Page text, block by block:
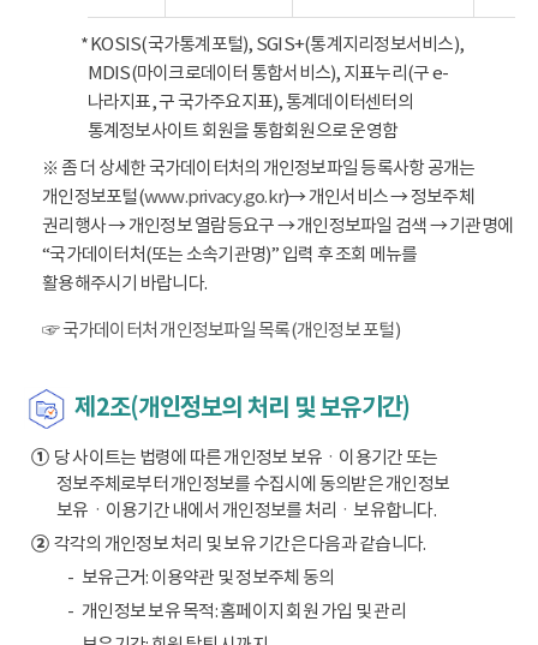
* KOSIS(국가통계포털), SGIS+(통계지리정보서비스),
MDIS(마이크로데이터 통합서비스), 지표누리(구 e-
나라지표, 구 국가주요지표), 통계데이터센터의
통계정보사이트 회원을 통합회원으로 운영함
※ 좀 더 상세한 국가데이터처의 개인정보파일 등록사항 공개는
개인정보포털(www.privacy.go.kr)→ 개인서비스 → 정보주체
권리행사 → 개인정보 열람등요구 → 개인정보파일 검색 → 기관명에
“국가데이터처(또는 소속기관명)” 입력 후 조회 메뉴를
활용해주시기 바랍니다.
☞ 국가데이터처 개인정보파일 목록(개인정보 포털)
제2조(개인정보의 처리 및 보유기간)
①당 사이트는 법령에 따른 개인정보 보유ㆍ이용기간 또는
정보주체로부터 개인정보를 수집시에 동의받은 개인정보
보유ㆍ이용기간 내에서 개인정보를 처리ㆍ보유합니다.
②각각의 개인정보 처리 및 보유 기간은 다음과 같습니다.
보유근거: 이용약관 및 정보주체 동의
개인정보 보유 목적: 홈페이지 회원 가입 및 관리